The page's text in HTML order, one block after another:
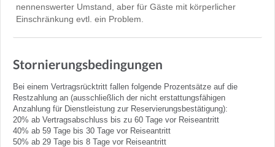
nennenswerter Umstand, aber für Gäste mit körperlicher
Einschränkung evtl. ein Problem.
Stornierungsbedingungen
Bei einem Vertragsrücktritt fallen folgende Prozentsätze auf die
Restzahlung an (ausschließlich der nicht erstattungsfähigen
Anzahlung für Dienstleistung zur Reservierungsbestätigung):
20% ab Vertragsabschluss bis zu 60 Tage vor Reiseantritt
40% ab 59 Tage bis 30 Tage vor Reiseantritt
50% ab 29 Tage bis 8 Tage vor Reiseantritt